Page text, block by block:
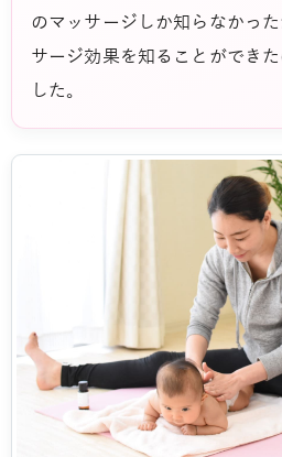
のマッサージしか知らなかっ
サージ効果を知ることができ
した。